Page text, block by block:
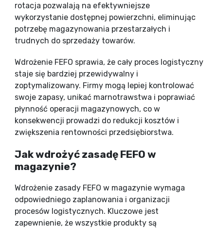
rotacja pozwalają na efektywniejsze
wykorzystanie dostępnej powierzchni, eliminując
potrzebę magazynowania przestarzałych i
trudnych do sprzedaży towarów.
Wdrożenie FEFO sprawia, że cały proces logistyczny
staje się bardziej przewidywalny i
zoptymalizowany. Firmy mogą lepiej kontrolować
swoje zapasy, unikać marnotrawstwa i poprawiać
płynność operacji magazynowych, co w
konsekwencji prowadzi do redukcji kosztów i
zwiększenia rentowności przedsiębiorstwa.
Jak wdrożyć zasadę FEFO w
magazynie?
Wdrożenie zasady FEFO w magazynie wymaga
odpowiedniego zaplanowania i organizacji
procesów logistycznych. Kluczowe jest
zapewnienie, że wszystkie produkty są